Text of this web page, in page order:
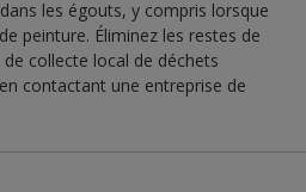
les égouts, y compris lorsque
peinture. Éliminez les restes de
collecte local de déchets
contactant une entreprise de